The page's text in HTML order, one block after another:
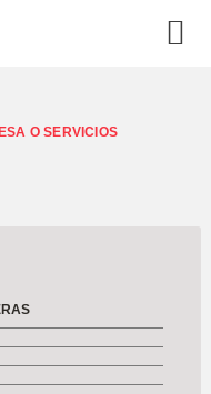
O SERVICIOS